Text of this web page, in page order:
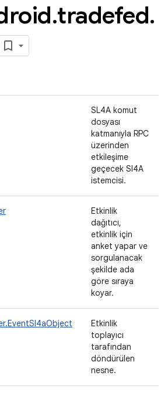
.tradefed.
SL4A komut
dosyası
katmanıyla RPC
üzerinden
etkileşime
geçecek Sl4A
istemcisi.
Etkinlik
dağıtıcı,
etkinlik için
anket yapar ve
sorgulanacak
şekilde ada
göre sıraya
koyar.
Etkinlik
toplayıcı
tarafından
döndürülen
nesne.